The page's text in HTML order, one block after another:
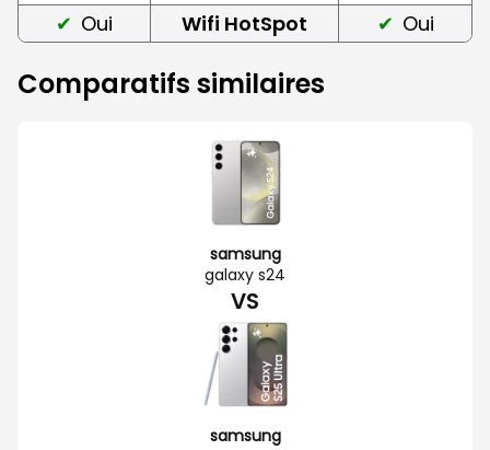
Oui
Wifi HotSpot Oui
Comparatifs similaires
samsung
galaxy s24
VS
samsung